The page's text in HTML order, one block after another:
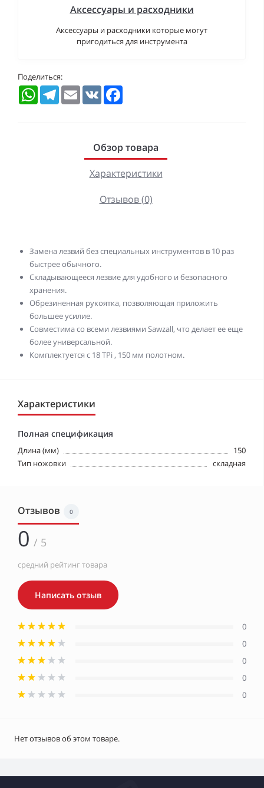
Аксессуары и расходники
Аксессуары и расходники которые могут
пригодиться для инструмента
Поделиться:
WhatsAppTelegramEmail VK
Обзор товара
Характеристики
Отзывов (0)
Замена лезвий без специальных инструментов в 10 раз
быстрее обычного.
Складывающееся лезвие для удобного и безопасного
хранения.
Обрезиненная рукоятка, позволяющая приложить
большее усилие.
Совместима со всеми лезвиями Sawzall, что делает ее еще
более универсальной.
Комплектуется с 18 TPi , 150 мм полотном.
Характеристики
Полная спецификация
Длина (мм)
150
Тип ножовки
складная
Отзывов 0
0 / 5
средний рейтинг товара
Написать отзыв
0
0
0
0
0
Нет отзывов об этом товаре.